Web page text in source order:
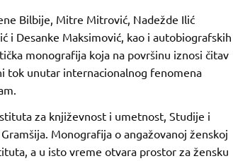
Bilbije, Mitre Mitrović, Nadežde Ilić
i Desanke Maksimović, kao i autobiografskih
monografija koja na površinu iznosi čitav
tok unutar internacionalnog fenomena
za književnost i umetnost, Studije i
Monografija o angažovanoj ženskoj
a u isto vreme otvara prostor za žensku